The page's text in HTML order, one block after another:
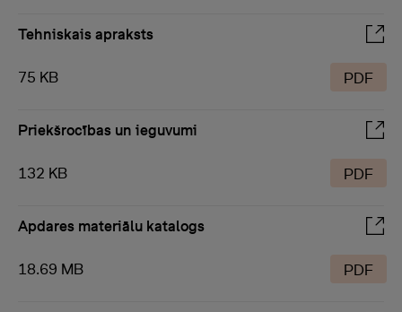
Tehniskais apraksts
75 KB PDF
Priekšrocības un ieguvumi
132 KB PDF
Apdares materiālu katalogs
18.69 MB PDF